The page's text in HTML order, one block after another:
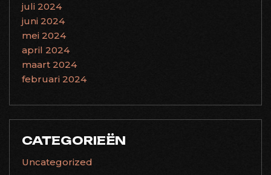
juli 2024
juni 2024
mei 2024
april 2024
maart 2024
februari 2024
CATEGORIEËN
Uncategorized